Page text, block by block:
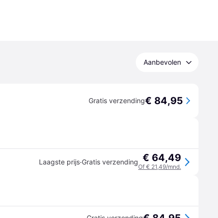
Aanbevolen
Gratis verzending€ 84,95
Laagste prijs·Gratis verzending € 64,49
Of € 21,49/mnd.